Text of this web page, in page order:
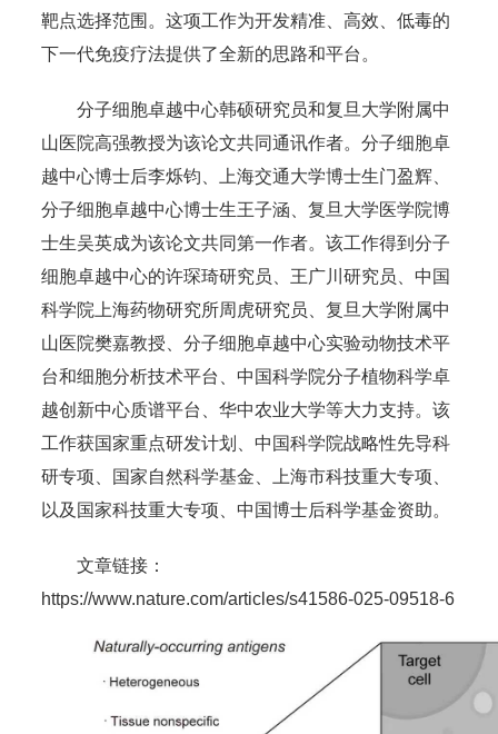
靶点选择范围。这项工作为开发精准、高效、低毒的
下一代免疫疗法提供了全新的思路和平台。
分子细胞卓越中心韩硕研究员和复旦大学附属中
山医院高强教授为该论文共同通讯作者。分子细胞卓
越中心博士后李烁钧、上海交通大学博士生门盈辉、
分子细胞卓越中心博士生王子涵、复旦大学医学院博
士生吴英成为该论文共同第一作者。该工作得到分子
细胞卓越中心的许琛琦研究员、王广川研究员、中国
科学院上海药物研究所周虎研究员、复旦大学附属中
山医院樊嘉教授、分子细胞卓越中心实验动物技术平
台和细胞分析技术平台、中国科学院分子植物科学卓
越创新中心质谱平台、华中农业大学等大力支持。该
工作获国家重点研发计划、中国科学院战略性先导科
研专项、国家自然科学基金、上海市科技重大专项、
以及国家科技重大专项、中国博士后科学基金资助。
文章链接：
https://www.nature.com/articles/s41586-025-09518-6